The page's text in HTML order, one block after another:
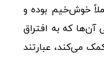
خوش‌خیم بوده و
آن‌ها که به افتراق
می‌کند، عبارتند